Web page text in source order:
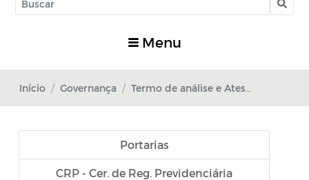
Menu
Início Governança Termo de análise e Atestado de Credenciamento
Portarias
CRP - Cer. de Reg. Previdenciária